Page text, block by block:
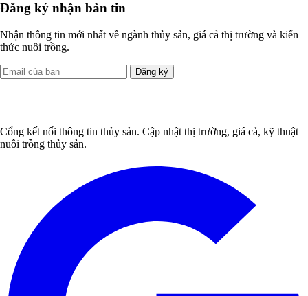
Đăng ký nhận bản tin
Nhận thông tin mới nhất về ngành thủy sản, giá cả thị trường và kiến
thức nuôi trồng.
Đăng ký
Cổng kết nối thông tin thủy sản. Cập nhật thị trường, giá cả, kỹ thuật
nuôi trồng thủy sản.